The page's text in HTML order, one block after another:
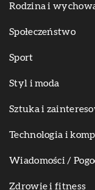
Rodzina i
Społeczeństwo
Sport
Styl i moda
Sztuka i
Technologia i
Wiadomości /
Zdrowie i fitness